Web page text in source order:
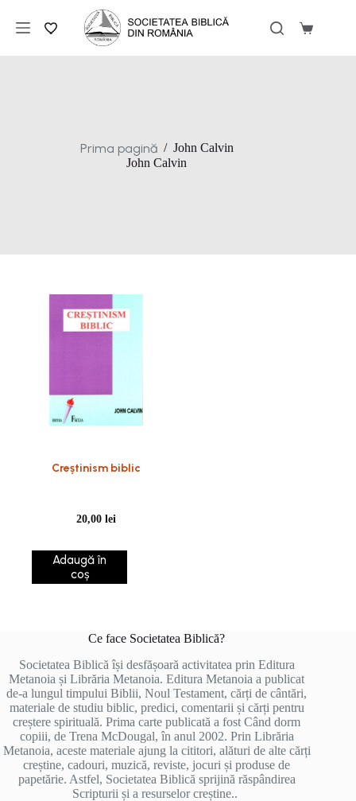
conținut
Coș
Prima pagină / John Calvin
John Calvin
Creștinism biblic
20,00lei
Adaugă în
coș
Ce face Societatea Biblică?
Societatea Biblică își desfășoară activitatea prin Editura
Metanoia și Librăria Metanoia. Editura Metanoia a publicat
de-a lungul timpului Biblii, Noul Testament, cărți de cântări,
materiale de studiu biblic, predici, comentarii și cărți pentru
creștere spirituală. Prima carte publicată a fost Când dorm
copiii, de Trena McDougal, în anul 2002. Prin Librăria
Metanoia, aceste materiale ajung la cititori, alături de alte cărți
creștine, cadouri, muzică, reviste, jocuri și produse de
papetărie. Astfel, Societatea Biblică sprijină răspândirea
Scripturii și a resurselor creștine..